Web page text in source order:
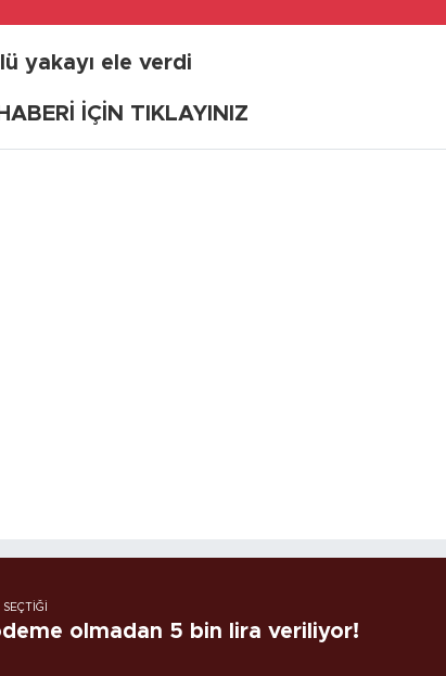
yakayı ele verdi
İÇİN TIKLAYINIZ
olmadan 5 bin lira veriliyor!